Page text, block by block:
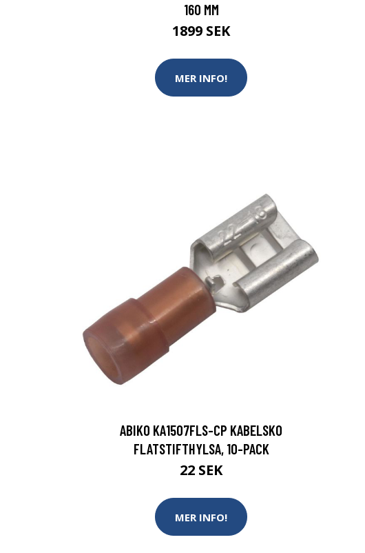
160 MM
1899 SEK
MER INFO!
ABIKO KA1507FLS-CP KABELSKO
FLATSTIFTHYLSA, 10-PACK
22 SEK
MER INFO!